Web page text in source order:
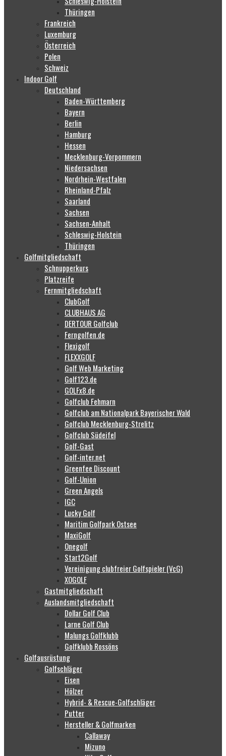
Thüringen
Frankreich
Luxemburg
Österreich
Polen
Schweiz
Indoor Golf
Deutschland
Baden-Württemberg
Bayern
Berlin
Hamburg
Hessen
Mecklenburg-Vorpommern
Niedersachsen
Nordrhein-Westfalen
Rheinland-Pfalz
Saarland
Sachsen
Sachsen-Anhalt
Schleswig-Holstein
Thüringen
Golfmitgliedschaft
Schnupperkurs
Platzreife
Fernmitgliedschaft
ClubGolf
CLUBHAUS AG
DERTOUR Golfclub
Ferngolfen.de
Flexigolf
FLEXXGOLF
Golf Web Marketing
Golf123.de
GOLFx8.de
Golfclub Fehmarn
Golfclub am Nationalpark Bayerischer Wald
Golfclub Mecklenburg-Strelitz
Golfclub Südeifel
Golf-Gast
Golf-inter.net
Greenfee Discount
Golf-Union
Green Angels
IGC
Lucky Golf
Maritim Golfpark Ostsee
MaxiGolf
Onegolf
Start2Golf
Vereinigung clubfreier Golfspieler (VcG)
XOGOLF
Gastmitgliedschaft
Auslandsmitgliedschaft
Dollar Golf Club
Larne Golf Club
Malungs Golfklubb
Golfklubb Rossöns
Golfausrüstung
Golfschläger
Eisen
Hölzer
Hybrid- & Rescue-Golfschläger
Putter
Hersteller & Golfmarken
Callaway
Mizuno